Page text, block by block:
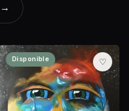
→
Disponible ♡